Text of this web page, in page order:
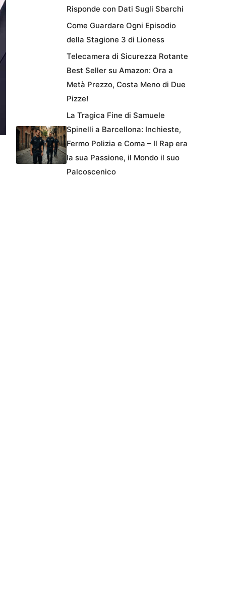
Risponde con Dati Sugli Sbarchi
Come Guardare Ogni Episodio
della Stagione 3 di Lioness
Telecamera di Sicurezza Rotante
Best Seller su Amazon: Ora a
Metà Prezzo, Costa Meno di Due
Pizze!
La Tragica Fine di Samuele
Spinelli a Barcellona: Inchieste,
Fermo Polizia e Coma – Il Rap era
la sua Passione, il Mondo il suo
Palcoscenico